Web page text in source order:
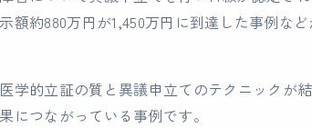
額約880万円が1,450万円に到達した事例な
学的立証の質と異議申立てのテクニックが
につながっている事例です。